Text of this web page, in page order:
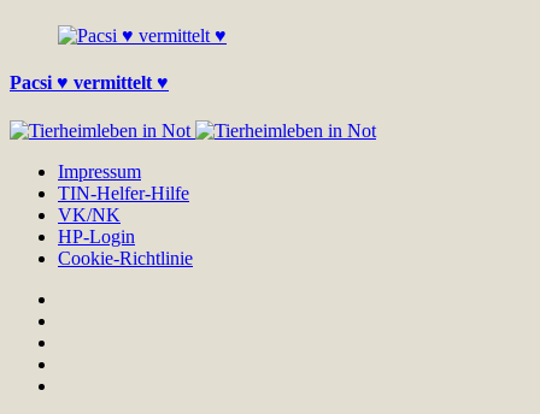
Pacsi ♥ vermittelt ♥
Impressum
TIN-Helfer-Hilfe
VK/NK
HP-Login
Cookie-Richtlinie